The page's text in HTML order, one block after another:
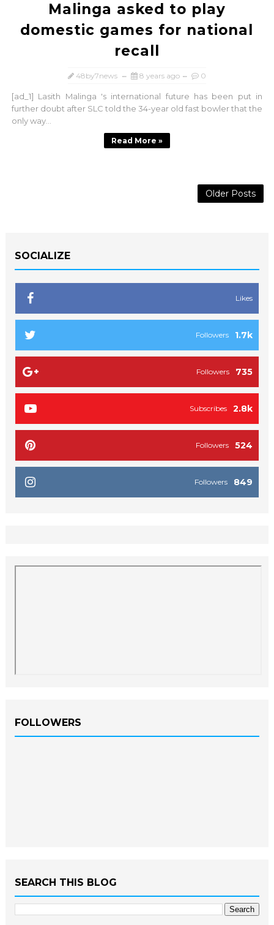
Malinga asked to play
domestic games for national
recall
48by7news 8 years ago 0
[ad_1] Lasith Malinga 's international future has been put in
further doubt after SLC told the 34-year old fast bowler that the
only way...
Read More »
Older Posts
SOCIALIZE
Likes
1.7k
Followers
735
Followers
2.8k
Subscribes
524
Followers
849
Followers
FOLLOWERS
SEARCH THIS BLOG